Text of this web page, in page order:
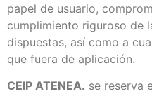
papel de usuario,
cumplimiento riguroso de
dispuestas, así como a
que fuera de aplicación.
CEIP ATENEA. se reserva